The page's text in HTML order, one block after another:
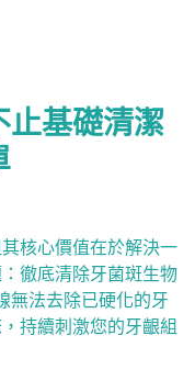
止基礎清潔
核心價值在於解決一
徹底清除牙菌斑生物
無法去除已硬化的牙
持續刺激您的牙齦組